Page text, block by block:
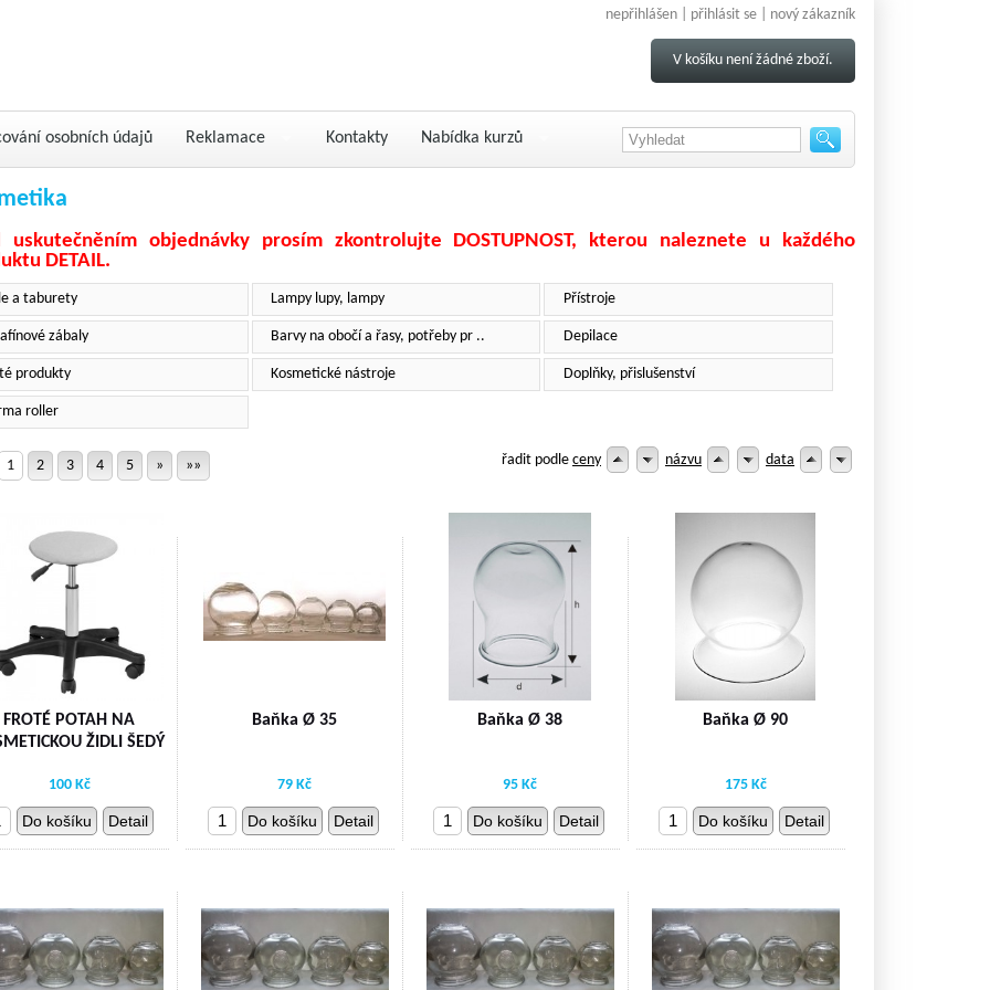
nepřihlášen | přihlásit se nový zákazník
V košíku není žádné zboží.
osobních údajů Reklamace Kontakty Nabídka kurzů
uskutečněním objednávky prosím zkontrolujte DOSTUPNOST, kterou naleznete u každého
DETAIL.
a taburety Lampy lupy, lampy Přístroje
zábaly Barvy na obočí a řasy, potřeby pr .. Depilace
produkty Kosmetické nástroje Doplňky, přislušenství
roller
1 2 3 4 5 » »» řadit podle ceny názvu data
FROTÉ POTAH NA
ŽIDLI ŠEDÝ
100 Kč
Do košíku Detail
Baňka Ø 35
79 Kč
Do košíku Detail
Baňka Ø 38
95 Kč
Do košíku Detail
Baňka Ø 90
175 Kč
Do košíku Detail